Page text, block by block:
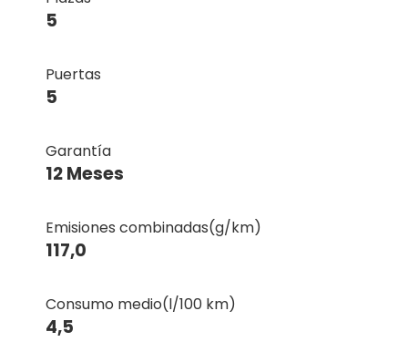
5
Puertas
5
Garantía
12 Meses
Emisiones combinadas(g/km)
117,0
Consumo medio(l/100 km)
4,5